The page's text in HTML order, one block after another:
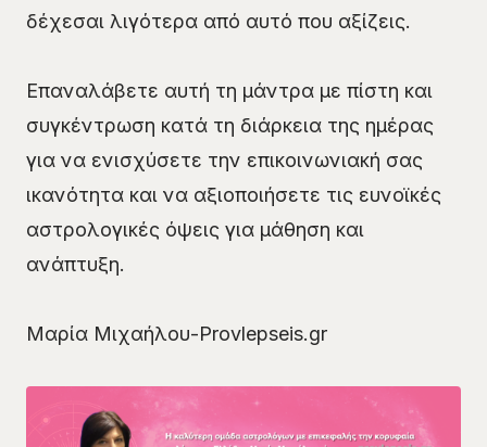
δέχεσαι λιγότερα από αυτό που αξίζεις.
Επαναλάβετε αυτή τη μάντρα με πίστη και
συγκέντρωση κατά τη διάρκεια της ημέρας
για να ενισχύσετε την επικοινωνιακή σας
ικανότητα και να αξιοποιήσετε τις ευνοϊκές
αστρολογικές όψεις για μάθηση και
ανάπτυξη.
Μαρία Μιχαήλου-Provlepseis.gr